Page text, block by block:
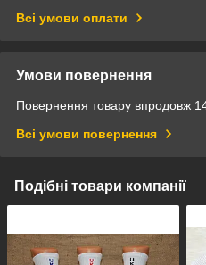
Всі умови оплати
Умови повернення
Повернення товару впродовж
Всі умови повернення
Подібні товари компанії